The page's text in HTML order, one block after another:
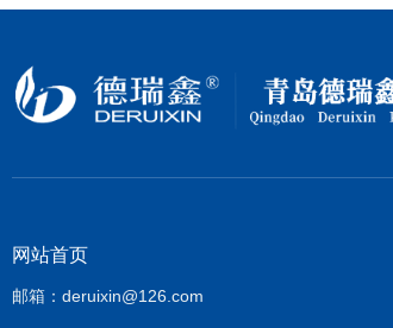
网站首页
邮箱：deruixin@126.com